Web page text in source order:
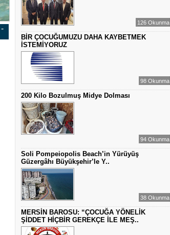
SEN BENİ UNUTSAN DA
MUAZZEZ TOĞRUL
ZAMANA DUR DEMEK OLMAZ
VAHAP DABAKAN Pirincin Taşları
Kurdaki baskılanmanın ekonomideki
etkileri!
126 Okunma
BİR ÇOCUĞUMUZU DAHA KAYBETMEK
İSTEMİYORUZ
98 Okunma
200 Kilo Bozulmuş Midye Dolması
94 Okunma
Soli Pompeiopolis Beach’in Yürüyüş
Güzergâhı Büyükşehir’le Y..
38 Okunma
MERSİN BAROSU: “ÇOCUĞA YÖNELİK
ŞİDDET HİÇBİR GEREKÇE İLE MEŞ..